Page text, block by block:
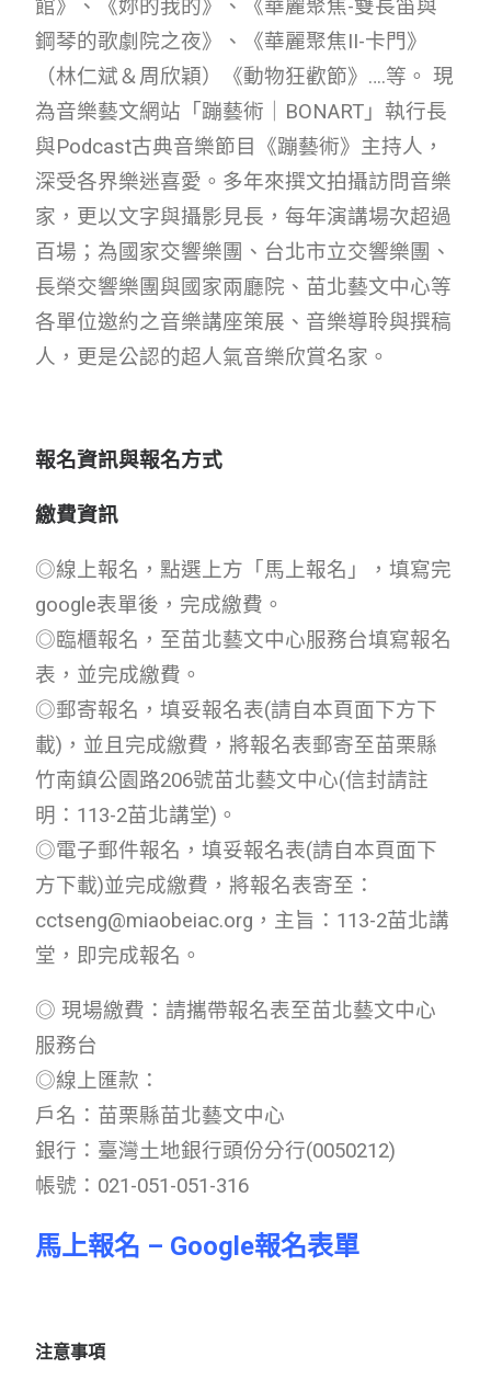
館》、《妳的我的》、《華麗聚焦-雙長笛與
鋼琴的歌劇院之夜》、《華麗聚焦II-卡門》
（林仁斌＆周欣穎）《動物狂歡節》….等。 現
為音樂藝文網站「蹦藝術｜BONART」執行長
與Podcast古典音樂節目《蹦藝術》主持人，
深受各界樂迷喜愛。多年來撰文拍攝訪問音樂
家，更以文字與攝影見長，每年演講場次超過
百場；為國家交響樂團、台北市立交響樂團、
長榮交響樂團與國家兩廳院、苗北藝文中心等
各單位邀約之音樂講座策展、音樂導聆與撰稿
人，更是公認的超人氣音樂欣賞名家。
報名資訊與報名方式
繳費資訊
◎線上報名，點選上方「馬上報名」，填寫完
google表單後，完成繳費。
◎臨櫃報名，至苗北藝文中心服務台填寫報名
表，並完成繳費。
◎郵寄報名，填妥報名表(請自本頁面下方下
載)，並且完成繳費，將報名表郵寄至苗栗縣
竹南鎮公園路206號苗北藝文中心(信封請註
明：113-2苗北講堂)。
◎電子郵件報名，填妥報名表(請自本頁面下
方下載)並完成繳費，將報名表寄至：
cctseng@miaobeiac.org，主旨：113-2苗北講
堂，即完成報名。
◎ 現場繳費：請攜帶報名表至苗北藝文中心
服務台
◎線上匯款：
戶名：苗栗縣苗北藝文中心
銀行：臺灣土地銀行頭份分行(0050212)
帳號：021-051-051-316
馬上報名 – Google報名表單
注意事項